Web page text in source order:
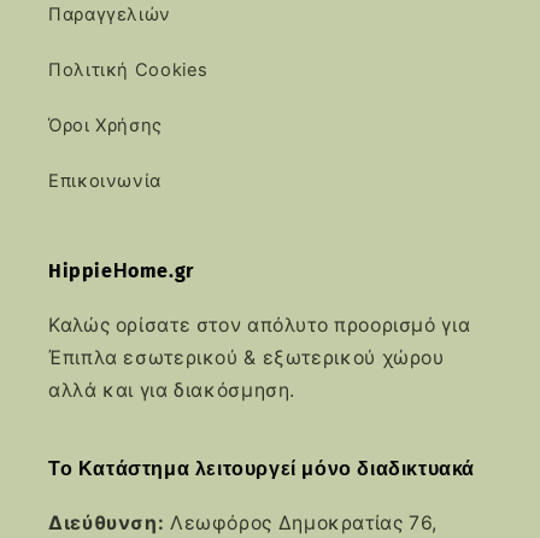
Παραγγελιών
Πολιτική Cookies
Όροι Χρήσης
Επικοινωνία
HippieΗome.gr
Καλώς ορίσατε στον απόλυτο προορισμό για
Έπιπλα εσωτερικού & εξωτερικού χώρου
αλλά και για διακόσμηση.
Το Κατάστημα λειτουργεί μόνο διαδικτυακά
Διεύθυνση: Λεωφόρος Δημοκρατίας 76,